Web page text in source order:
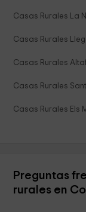
Casas Rurales La
Casas Rurales
Casas Rurales
Casas Rurales
Casas Rurales Els
Preguntas
rurales en